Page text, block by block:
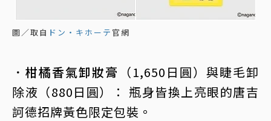
圖／取自 ドン・キホーテ 官網
．柑橘香氣卸妝膏
（1,650日圓）與睫毛卸
除液（880日圓）： 瓶身皆換上亮眼的唐吉
訶德招牌黃色限定包裝。